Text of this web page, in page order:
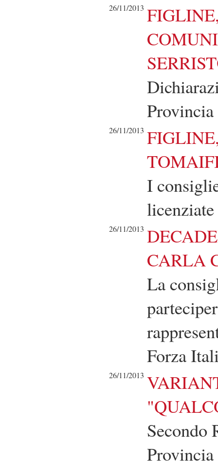
26/11/2013
26/11/2013
I
licenziate
26/11/2013
CARLA
La
Forza
26/11/2013
Secondo